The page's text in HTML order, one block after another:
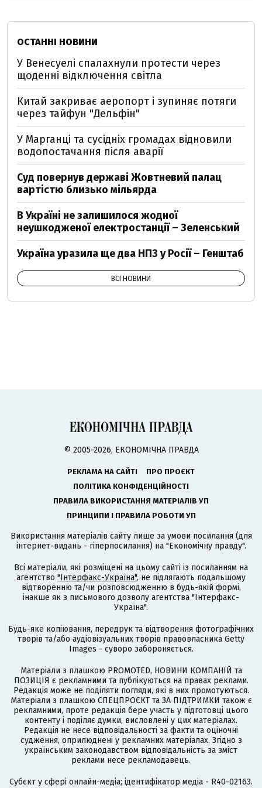
ОСТАННІ НОВИНИ
У Венесуелі спалахнули протести через
щоденні відключення світла
Китай закриває аеропорт і зупиняє потяги
через тайфун "Дельфін"
У Марганці та сусідніх громадах відновили
водопостачання після аварії
Суд повернув державі Жовтневий палац
вартістю близько мільярда
В Україні не залишилося жодної
неушкодженої електростанції – Зеленський
Україна уразила ще два НПЗ у Росії – Генштаб
ВСІ НОВИНИ
© 2005-2026, ЕКОНОМІЧНА ПРАВДА
РЕКЛАМА НА САЙТІ
ПРО ПРОЄКТ
ПОЛІТИКА КОНФІДЕНЦІЙНОСТІ
ПРАВИЛА ВИКОРИСТАННЯ МАТЕРІАЛІВ УП
ПРИНЦИПИ І ПРАВИЛА РОБОТИ УП
Використання матеріалів сайту лише за умови посилання (для
інтернет-видань - гіперпосилання) на "Економічну правду".
Всі матеріали, які розміщені на цьому сайті із посиланням на
агентство "Інтерфакс-Україна", не підлягають подальшому
відтворенню та/чи розповсюдженню в будь-якій формі,
інакше як з письмового дозволу агентства "Інтерфакс-
Україна".
Будь-яке копіювання, передрук та відтворення фотографічних
творів та/або аудіовізуальних творів правовласника Getty
Images - суворо забороняється.
Матеріали з плашкою PROMOTED, НОВИНИ КОМПАНІЙ та
ПОЗИЦІЯ є рекламними та публікуються на правах реклами.
Редакція може не поділяти погляди, які в них промотуються.
Матеріали з плашкою СПЕЦПРОЄКТ та ЗА ПІДТРИМКИ також є
рекламними, проте редакція бере участь у підготовці цього
контенту і поділяє думки, висловлені у цих матеріалах.
Редакція не несе відповідальності за факти та оціночні
судження, оприлюднені у рекламних матеріалах. Згідно з
українським законодавством відповідальність за зміст
реклами несе рекламодавець.
Cубєкт у сфері онлайн-медіа; ідентифікатор медіа - R40-02163.